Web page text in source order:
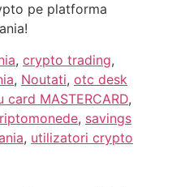
pe platforma
, crypto trading,
, Noutati, otc desk
card MASTERCARD,
, savings
, utilizatori crypto